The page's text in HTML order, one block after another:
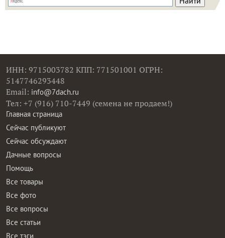
ИНН: 9715003782 КПП: 771501001 ОГРН:
5147746293448
Email: info@7dach.ru
Тел: +7 (916) 710-7449 (семена не продаем!)
Главная страница
Сейчас публикуют
Сейчас обсуждают
Дачные вопросы
Помощь
Все товары
Все фото
Все вопросы
Все статьи
Все тэги